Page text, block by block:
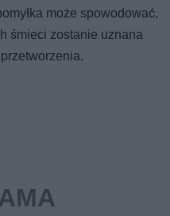
może spowodować,
śmieci zostanie uznana